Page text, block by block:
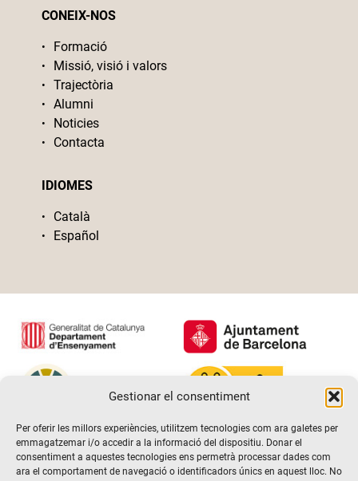
Gestionar el consentiment
Per oferir les millors experiències, utilitzem tecnologies com ara galetes per
emmagatzemar i/o accedir a la informació del dispositiu. Donar el
consentiment a aquestes tecnologies ens permetrà processar dades com
ara el comportament de navegació o identificadors únics en aquest lloc. No
CONEIX-NOS
Formació
Missió, visió i valors
Trajectòria
Alumni
Noticies
Contacta
IDIOMES
Català
Español